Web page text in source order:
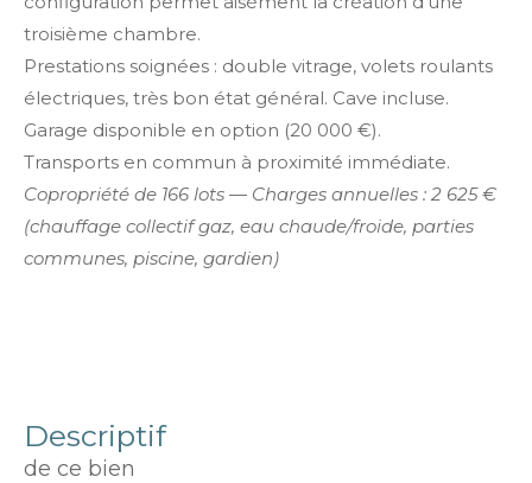
troisième chambre.
Prestations soignées : double vitrage, volets roulants
électriques, très bon état général. Cave incluse.
Garage disponible en option (20 000 €).
Transports en commun à proximité immédiate.
Copropriété de 166 lots — Charges annuelles : 2 625 €
(chauffage collectif gaz, eau chaude/froide, parties
communes, piscine, gardien)
descriptif
de ce bien